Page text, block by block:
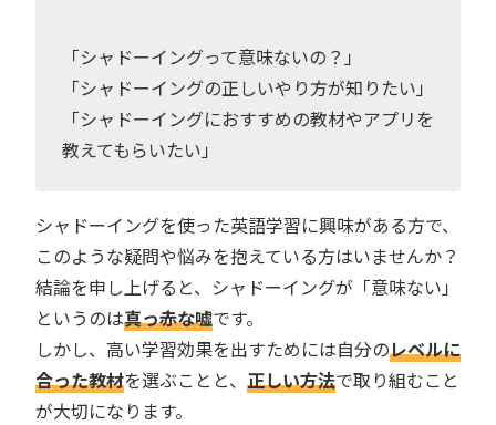
「シャドーイングって意味ないの？」
「シャドーイングの正しいやり方が知りたい」
「シャドーイングにおすすめの教材やアプリを
教えてもらいたい」
シャドーイングを使った英語学習に興味がある方で、
このような疑問や悩みを抱えている方はいませんか？
結論を申し上げると、シャドーイングが「意味ない」
というのは真っ赤な嘘です。
しかし、高い学習効果を出すためには自分のレベルに
合った教材を選ぶことと、 正しい方法で取り組むこと
が大切になります。